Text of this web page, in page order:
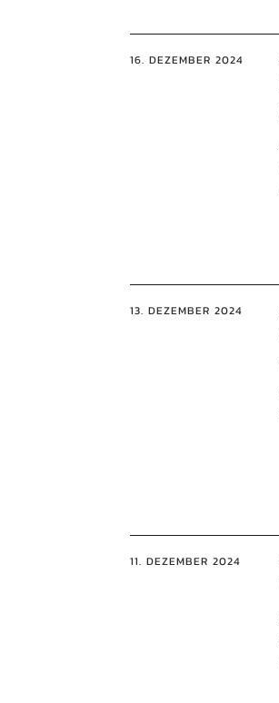
16. DEZEMBER 2024
13. DEZEMBER 2024
11. DEZEMBER 2024